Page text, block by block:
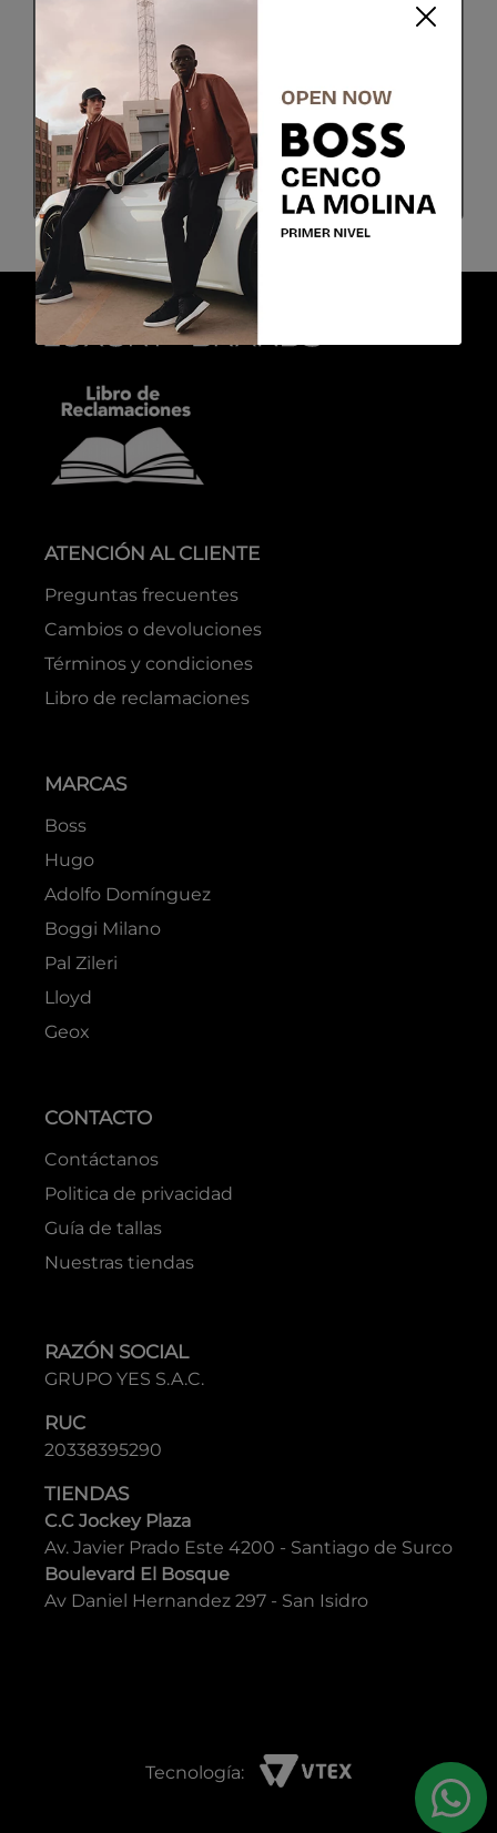
M
Colores
Gris
$ 89 .55 $ 199.00
COMPRAR
CREMA
188.46 $ 349
COMPRAR
ATENCIÓN AL CLIENTE
Preguntas frecuentes
Cambios o devoluciones
Términos y condiciones
Libro de reclamaciones
MARCAS
Boss
Hugo
Adolfo Domínguez
Boggi Milano
Pal Zileri
Lloyd
Geox
CONTACTO
Contáctanos
Politica de privacidad
Guía de tallas
Nuestras tiendas
RAZÓN SOCIAL
GRUPO YES S.A.C.
RUC
20338395290
TIENDAS
C.C Jockey Plaza
Av. Javier Prado Este 4200 - Santiago de Surco
Boulevard El Bosque
Av Daniel Hernandez 297 - San Isidro
Tecnología: